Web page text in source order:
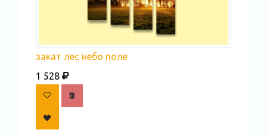
закат лес небо поле
1 528